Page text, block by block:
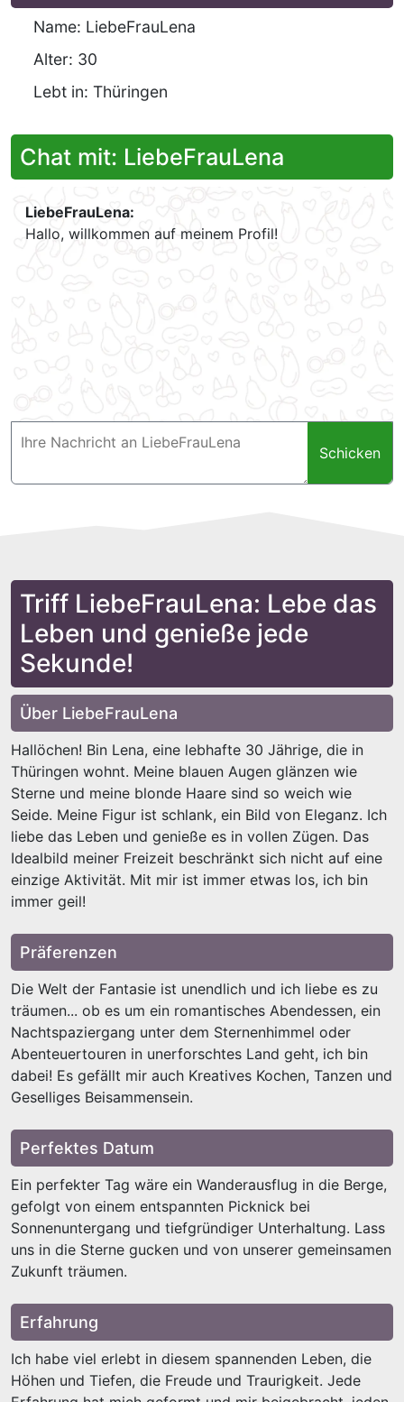
Name: LiebeFrauLena
Alter: 30
Lebt in: Thüringen
Chat mit: LiebeFrauLena
LiebeFrauLena:
Hallo, willkommen auf meinem Profil!
Schicken
Triff LiebeFrauLena: Lebe das
Leben und genieße jede
Sekunde!
Über LiebeFrauLena
Hallöchen! Bin Lena, eine lebhafte 30 Jährige, die in
Thüringen wohnt. Meine blauen Augen glänzen wie
Sterne und meine blonde Haare sind so weich wie
Seide. Meine Figur ist schlank, ein Bild von Eleganz. Ich
liebe das Leben und genieße es in vollen Zügen. Das
Idealbild meiner Freizeit beschränkt sich nicht auf eine
einzige Aktivität. Mit mir ist immer etwas los, ich bin
immer geil!
Präferenzen
Die Welt der Fantasie ist unendlich und ich liebe es zu
träumen... ob es um ein romantisches Abendessen, ein
Nachtspaziergang unter dem Sternenhimmel oder
Abenteuertouren in unerforschtes Land geht, ich bin
dabei! Es gefällt mir auch Kreatives Kochen, Tanzen und
Geselliges Beisammensein.
Perfektes Datum
Ein perfekter Tag wäre ein Wanderausflug in die Berge,
gefolgt von einem entspannten Picknick bei
Sonnenuntergang und tiefgründiger Unterhaltung. Lass
uns in die Sterne gucken und von unserer gemeinsamen
Zukunft träumen.
Erfahrung
Ich habe viel erlebt in diesem spannenden Leben, die
Höhen und Tiefen, die Freude und Traurigkeit. Jede